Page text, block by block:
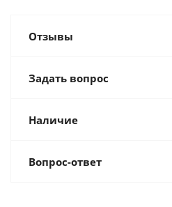
Отзывы
Задать вопрос
Наличие
Вопрос-ответ